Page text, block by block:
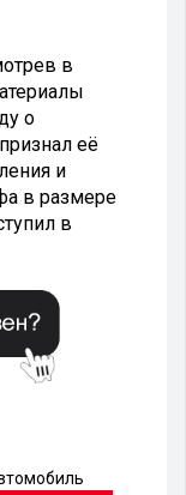
в
о
её
и
в размере
в